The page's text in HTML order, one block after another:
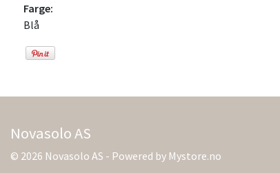
Farge:
Blå
Novasolo AS
© 2026 Novasolo AS - Powered by Mystore.no